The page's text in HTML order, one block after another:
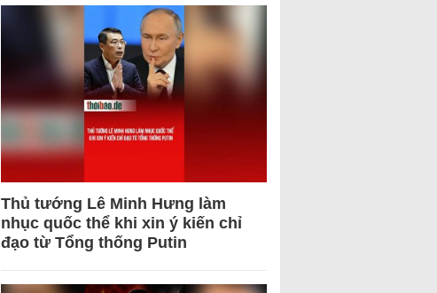
Thủ tướng Lê Minh Hưng làm
nhục quốc thể khi xin ý kiến chỉ
đạo từ Tổng thống Putin